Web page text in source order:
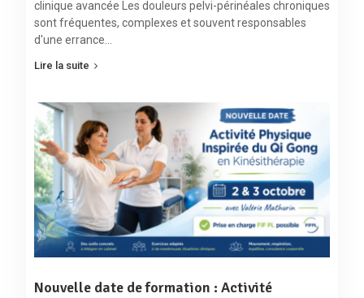
clinique avancée Les douleurs pelvi-périnéales chroniques
sont fréquentes, complexes et souvent responsables
d'une errance…
Lire la suite
Nouvelle date de formation : Activité